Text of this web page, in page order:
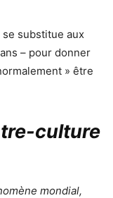
se substitue aux
– pour donner
» être
culture
mondial,